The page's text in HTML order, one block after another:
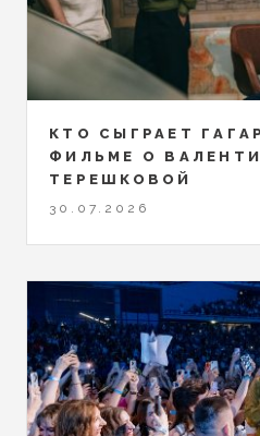
КТО СЫГРАЕТ
ФИЛЬМЕ О
ТЕРЕШКОВОЙ
30.07.2026